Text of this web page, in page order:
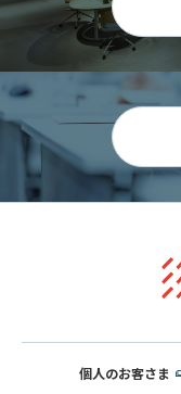
個人のお客さま